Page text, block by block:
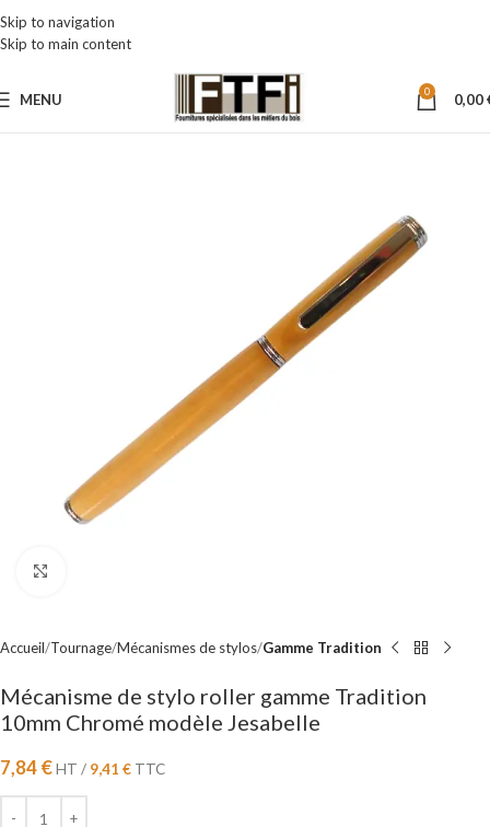
Skip to navigation
Skip to main content
MENU 0 0,00
Accueil Tournage Mécanismes de stylos Gamme Tradition
Mécanisme de stylo roller gamme Tradition
10mm Chromé modèle Jesabelle
7,84€HT / 9,41 € TTC